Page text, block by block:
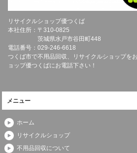
リサイクルショップ優つくば
本社住所：〒310-0825
茨城県水戸市谷田町448
電話番号：029-246-6618
つくば市で不用品回収、リサイクルショップを
ョップ優つくばにお電話下さい！
メニュー
ホーム
リサイクルショップ
不用品回収について